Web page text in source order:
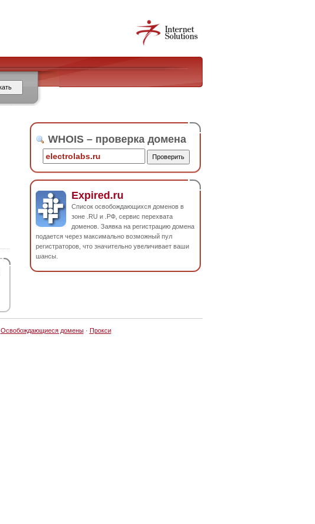
WHOIS – проверка домена
Expired.ru
Список освобождающихся доменов в
зоне .RU и .РФ, сервис перехвата
доменов. Заявка на регистрацию домена
подается через максимально возможный пул
регистраторов, что значительно увеличивает ваши
шансы.
Освобождающиеся домены· Прокси